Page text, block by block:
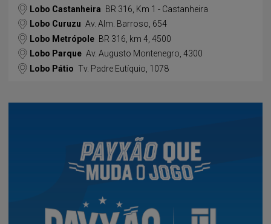
Lobo Castanheira BR 316, Km 1 - Castanheira
Lobo Curuzu Av. Alm. Barroso, 654
Lobo Metrópole BR 316, km 4, 4500
Lobo Parque Av. Augusto Montenegro, 4300
Lobo Pátio Tv. Padre Eutíquio, 1078